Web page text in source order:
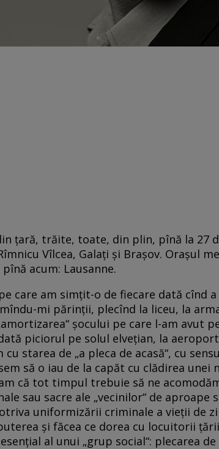
ţară, trăite, toate, din plin, pînă la 27
Vîlcea, Galaţi şi Braşov. Oraşul
acum: Lausanne.
care am simţit-o de fiecare dată cînd
mi părinţii, plecînd la liceu, la
şocului pe care l-am avut
piciorul pe solul elveţian, la
cu starea de „a pleca de acasă“, cu
să o iau de la capăt cu clădirea unei
că tot timpul trebuie să ne
sau sacre ale „vecinilor“ de aproape
uniformizării criminale a vieţii de
şi făcea ce dorea cu locuitorii
al unui „grup social“: plecarea de